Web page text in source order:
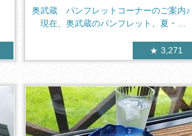
奥武蔵 パンフレットコーナーのご案内♪
現在、奥武蔵のパンフレット、夏・
3,271